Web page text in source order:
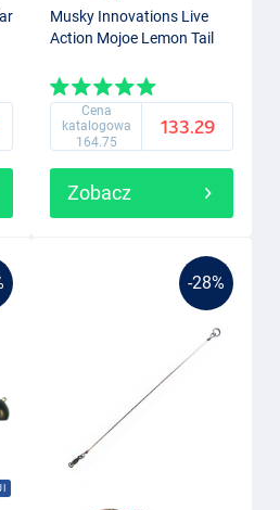
Musky Innovations Live
Action Mojoe Lemon Tail
Cena
katalogowa
164.75
133.29
Zobacz
-28%